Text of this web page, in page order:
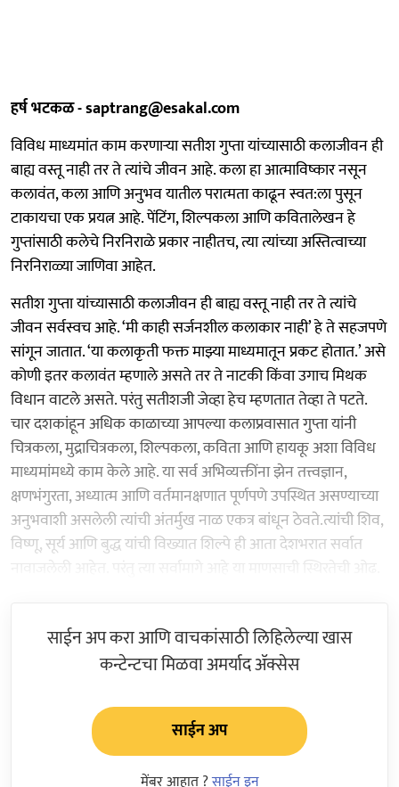
हर्ष भटकळ - saptrang@esakal.com
विविध माध्यमांत काम करणाऱ्या सतीश गुप्ता यांच्यासाठी कलाजीवन ही
बाह्य वस्तू नाही तर ते त्यांचे जीवन आहे. कला हा आत्माविष्कार नसून
कलावंत, कला आणि अनुभव यातील परात्मता काढून स्वत:ला पुसून
टाकायचा एक प्रयत्न आहे. पेंटिंग, शिल्पकला आणि कवितालेखन हे
गुप्तांसाठी कलेचे निरनिराळे प्रकार नाहीतच, त्या त्यांच्या अस्तित्वाच्या
निरनिराळ्या जाणिवा आहेत.
सतीश गुप्ता यांच्यासाठी कलाजीवन ही बाह्य वस्तू नाही तर ते त्यांचे
जीवन सर्वस्वच आहे. ‘मी काही सर्जनशील कलाकार नाही’ हे ते सहजपणे
सांगून जातात. ‘या कलाकृती फक्त माझ्या माध्यमातून प्रकट होतात.’ असे
कोणी इतर कलावंत म्हणाले असते तर ते नाटकी किंवा उगाच मिथक
विधान वाटले असते. परंतु सतीशजी जेव्हा हेच म्हणतात तेव्हा ते पटते.
चार दशकांहून अधिक काळाच्या आपल्या कलाप्रवासात गुप्ता यांनी
चित्रकला, मुद्राचित्रकला, शिल्पकला, कविता आणि हायकू अशा विविध
माध्यमांमध्ये काम केले आहे. या सर्व अभिव्यक्तींना झेन तत्त्वज्ञान,
क्षणभंगुरता, अध्यात्म आणि वर्तमानक्षणात पूर्णपणे उपस्थित असण्याच्या
अनुभवाशी असलेली त्यांची अंतर्मुख नाळ एकत्र बांधून ठेवते.त्यांची शिव,
विष्णू, सूर्य आणि बुद्ध यांची विख्यात शिल्पे ही आता देशभरात सर्वात
नावाजलेली आहेत. परंतु त्या सर्वामागे आहे या माणसाची स्थिरतेची ओढ.
साईन अप करा आणि वाचकांसाठी लिहिलेल्या खास
कन्टेन्टचा मिळवा अमर्याद ॲक्सेस
साईन अप
मेंबर आहात ?साईन इन